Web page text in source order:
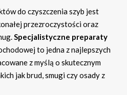
do czyszczenia szyb jest
przezroczystości oraz
Specjalistyczne preparaty
to jedna z najlepszych
z myślą o skutecznym
jak brud, smugi czy osady z